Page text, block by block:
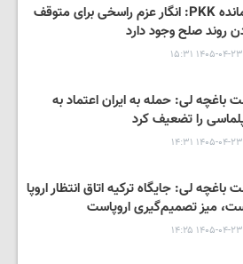
فرمانده PKK: انگار عزم راسخی برای متوقف
روند صلح وجود دارد
۱۴۰۵-۰۴-۲۳ ۱۵:۳۱
باغچه لی: حمله به ایران اعتماد به
را تضعیف کرد
۱۴۰۵-۰۴-۲۳ ۱۴:۳۱
باغچه لی: جایگاه ترکیه اتاق انتظار اروپا
میز تصمیم‌گیری‌ اروپاست
۱۴۰۵-۰۴-۲۳ ۱۴:۲۵